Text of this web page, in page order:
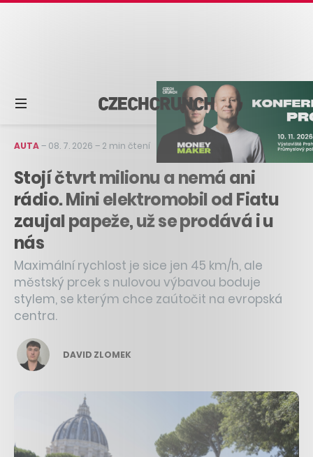
AUTA– 08. 7. 2026 – 2 min čtení
Stojí čtvrt milionu a nemá ani
rádio. Mini elektromobil od Fiatu
zaujal papeže, už se prodává i u
nás
Maximální rychlost je sice jen 45 km/h, ale
městský prcek s nulovou výbavou boduje
stylem, se kterým chce zaútočit na evropská
centra.
DAVID ZLOMEK